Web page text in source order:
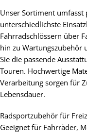
Unser Sortiment
unterschiedlichste
Fahrradschlössern über
hin zu Wartungszubehör
Sie die passende
Touren. Hochwertige
Verarbeitung sorgen für
Lebensdauer.
Radsportzubehör für
Geeignet für Fahrräder,